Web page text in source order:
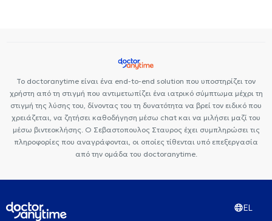
Το doctoranytime είναι ένα end-to-end solution που υποστηρίζει τον
χρήστη από τη στιγμή που αντιμετωπίζει ένα ιατρικό σύμπτωμα μέχρι τη
στιγμή της λύσης του, δίνοντας του τη δυνατότητα να βρεί τον ειδικό που
χρειάζεται, να ζητήσει καθοδήγηση μέσω chat και να μιλήσει μαζί του
μέσω βιντεοκλήσης. Ο Σεβαστοπουλος Σταυρος έχει συμπληρώσει τις
πληροφορίες που αναγράφονται, οι οποίες τίθενται υπό επεξεργασία
από την ομάδα του doctoranytime.
EL